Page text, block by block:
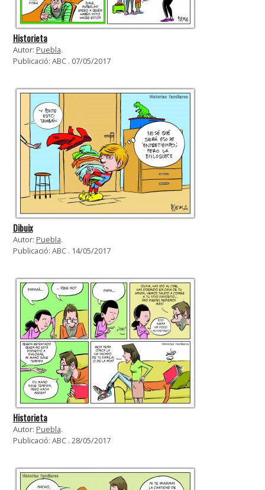
Historieta
Autor: Puebla.
Publicació: ABC . 07/05/2017
Dibuix
Autor: Puebla.
Publicació: ABC . 14/05/2017
Historieta
Autor: Puebla.
Publicació: ABC . 28/05/2017